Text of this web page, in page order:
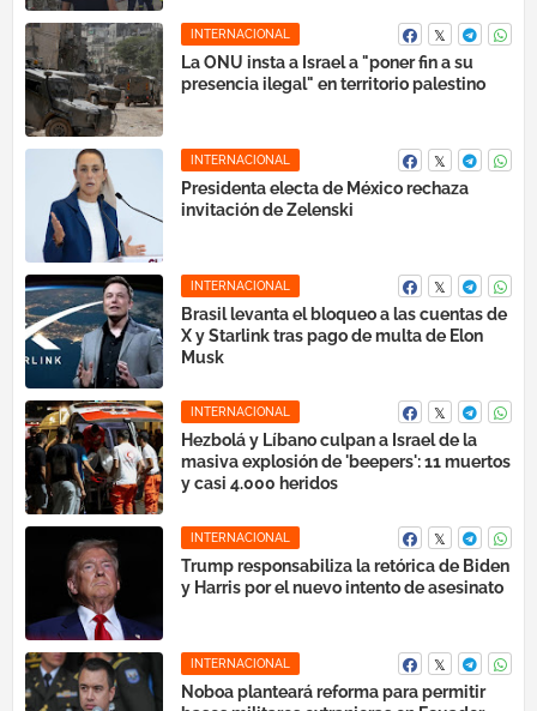
INTERNACIONAL
La ONU insta a Israel a "poner fin a su
presencia ilegal" en territorio palestino
INTERNACIONAL
Presidenta electa de México rechaza
invitación de Zelenski
INTERNACIONAL
Brasil levanta el bloqueo a las cuentas de
X y Starlink tras pago de multa de Elon
Musk
INTERNACIONAL
Hezbolá y Líbano culpan a Israel de la
masiva explosión de 'beepers': 11 muertos
y casi 4.000 heridos
INTERNACIONAL
Trump responsabiliza la retórica de Biden
y Harris por el nuevo intento de asesinato
INTERNACIONAL
Noboa planteará reforma para permitir